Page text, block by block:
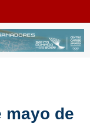
mayo de